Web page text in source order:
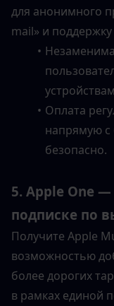
для анонимного
mail» и
Оплата
напрямую с
безопасно.
5. Apple One
подписке по
Получите Apple
возможностью
более дорогих
в рамках единой